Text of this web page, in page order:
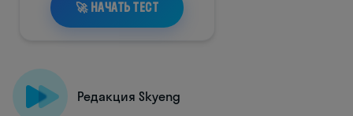
Редакция Skyeng